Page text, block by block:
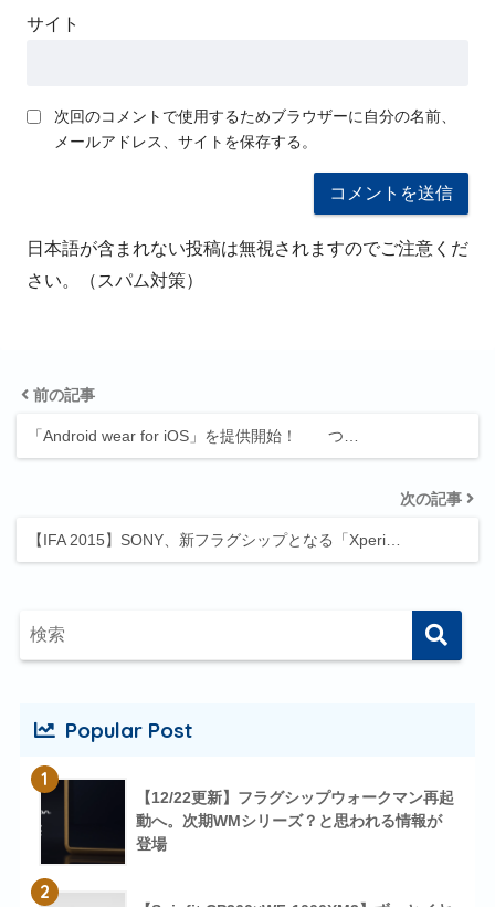
サイト
次回のコメントで使用するためブラウザーに自分の名前、
メールアドレス、サイトを保存する。
日本語が含まれない投稿は無視されますのでご注意くだ
さい。（スパム対策）
前の記事
「Android wear for iOS」を提供開始！ つ…
次の記事
【IFA 2015】SONY、新フラグシップとなる「Xperi…
Popular Post
1
【12/22更新】フラグシップウォークマン再起
動へ。次期WMシリーズ？と思われる情報が
登場
2